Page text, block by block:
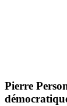
Pierre